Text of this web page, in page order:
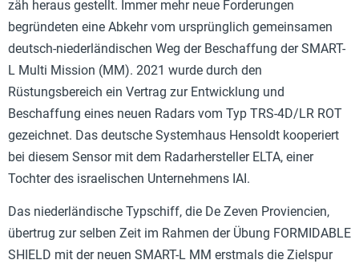
zäh heraus gestellt. Immer mehr neue Forderungen
begründeten eine Abkehr vom ursprünglich gemeinsamen
deutsch-niederländischen Weg der Beschaffung der SMART-
L Multi Mission (MM). 2021 wurde durch den
Rüstungsbereich ein Vertrag zur Entwicklung und
Beschaffung eines neuen Radars vom Typ TRS-4D/LR ROT
gezeichnet. Das deutsche Systemhaus Hensoldt kooperiert
bei diesem Sensor mit dem Radarhersteller ELTA, einer
Tochter des israelischen Unternehmens IAI.
Das niederländische Typschiff, die De Zeven Proviencien,
übertrug zur selben Zeit im Rahmen der Übung FORMIDABLE
SHIELD mit der neuen SMART-L MM erstmals die Zielspur